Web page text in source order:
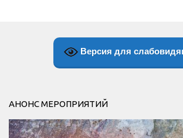
Версия для
АНОНС МЕРОПРИЯТИЙ